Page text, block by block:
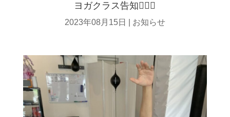
ヨガクラス告知🧘‍♀️✨
2023年08月15日 お知らせ